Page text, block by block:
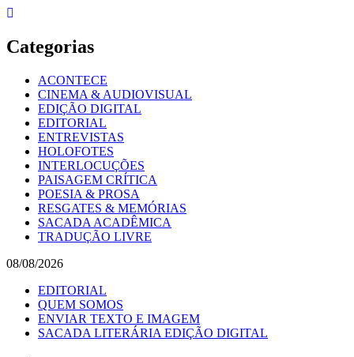
Skip
content
Categorias
ACONTECE
CINEMA & AUDIOVISUAL
EDIÇÃO DIGITAL
EDITORIAL
ENTREVISTAS
HOLOFOTES
INTERLOCUÇÕES
PAISAGEM CRÍTICA
POESIA & PROSA
RESGATES & MEMÓRIAS
SACADA ACADÊMICA
TRADUÇÃO LIVRE
08/08/2026
EDITORIAL
QUEM SOMOS
ENVIAR TEXTO E IMAGEM
SACADA LITERÁRIA EDIÇÃO DIGITAL